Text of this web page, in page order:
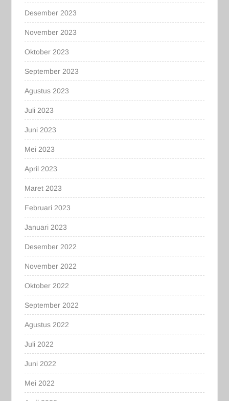
Desember 2023
November 2023
Oktober 2023
September 2023
Agustus 2023
Juli 2023
Juni 2023
Mei 2023
April 2023
Maret 2023
Februari 2023
Januari 2023
Desember 2022
November 2022
Oktober 2022
September 2022
Agustus 2022
Juli 2022
Juni 2022
Mei 2022